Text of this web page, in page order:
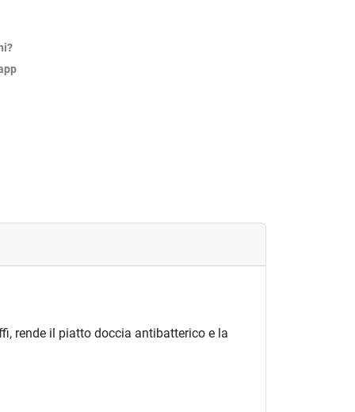
rende il piatto doccia antibatterico e la